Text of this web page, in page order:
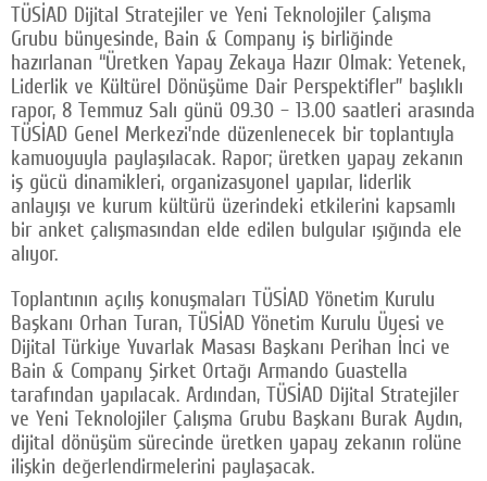
TÜSİAD Dijital Stratejiler ve Yeni Teknolojiler Çalışma
Grubu bünyesinde, Bain & Company iş birliğinde
hazırlanan “Üretken Yapay Zekaya Hazır Olmak: Yetenek,
Liderlik ve Kültürel Dönüşüme Dair Perspektifler” başlıklı
rapor, 8 Temmuz Salı günü 09.30 – 13.00 saatleri arasında
TÜSİAD Genel Merkezi’nde düzenlenecek bir toplantıyla
kamuoyuyla paylaşılacak. Rapor; üretken yapay zekanın
iş gücü dinamikleri, organizasyonel yapılar, liderlik
anlayışı ve kurum kültürü üzerindeki etkilerini kapsamlı
bir anket çalışmasından elde edilen bulgular ışığında ele
alıyor.
Toplantının açılış konuşmaları TÜSİAD Yönetim Kurulu
Başkanı Orhan Turan, TÜSİAD Yönetim Kurulu Üyesi ve
Dijital Türkiye Yuvarlak Masası Başkanı Perihan İnci ve
Bain & Company Şirket Ortağı Armando Guastella
tarafından yapılacak. Ardından, TÜSİAD Dijital Stratejiler
ve Yeni Teknolojiler Çalışma Grubu Başkanı Burak Aydın,
dijital dönüşüm sürecinde üretken yapay zekanın rolüne
ilişkin değerlendirmelerini paylaşacak.